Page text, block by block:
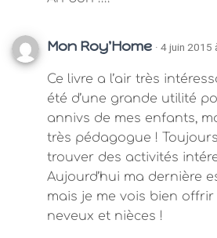
Mon Roy'Home · 4 juin 2015
Ce livre a l’air très
été d’une grande utilité
annivs de mes enfants,
très pédagogue !
trouver des activités
Aujourd’hui ma dernière
mais je me vois bien offrir
neveux et nièces !